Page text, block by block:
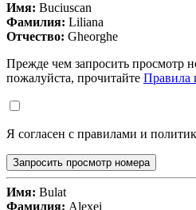
Имя: Buciuscan
Фамилия: Liliana
Отчество: Gheorghe
Прежде чем запросить просмотр
пожалуйста, прочитайте Правила
Я согласен с правилами и
Запросить просмотр номера
Имя: Bulat
Фамилия: Alexei